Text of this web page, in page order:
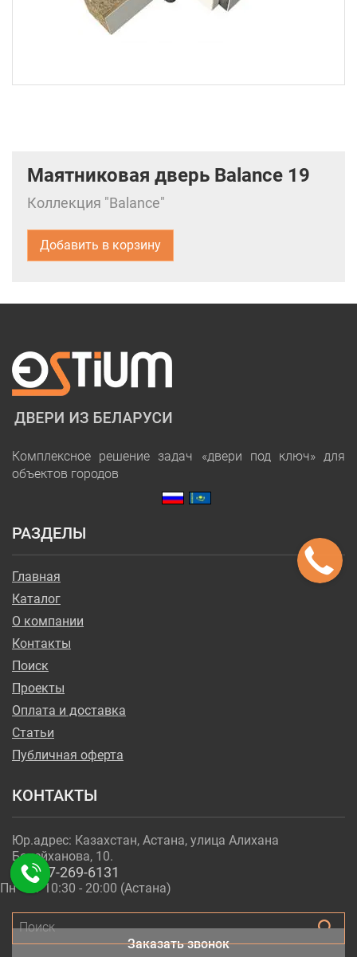
Маятниковая дверь Balance 19
Коллекция "Balance"
Добавить в корзину
Комплексное решение задач «двери под ключ» для
объектов городов
РАЗДЕЛЫ
Главная
Каталог
О компании
Контакты
Поиск
Проекты
Оплата и доставка
Статьи
Публичная оферта
КОНТАКТЫ
Юр.адрес: Казахстан, Астана, улица Алихана
Бокейханова, 10.
+7-717-269-6131
Пн - Пт 10:30 - 20:00 (Астана)
Заказать звонок